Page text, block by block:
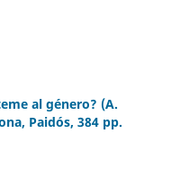
al género? (A.
Paidós, 384 pp.